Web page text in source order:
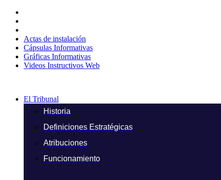
contenido
Actas de instalación
Cápsulas Informativas
Gráficas Informativas
Videos Instructivos Web
El Tribunal
Historia
Definiciones Estratégicas
Atribuciones
Funcionamiento